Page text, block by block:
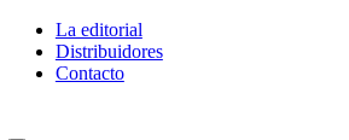
Skip
content
La editorial
Distribuidores
Contacto